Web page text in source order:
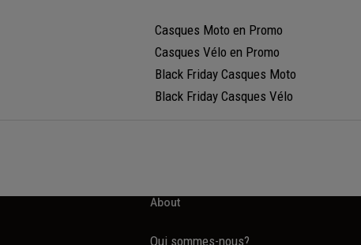
Casques Moto en Promo
Casques Vélo en Promo
Black Friday Casques Moto
Black Friday Casques Vélo
About
Qui sommes-nous?